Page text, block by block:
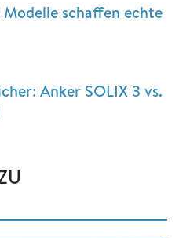
schaffen echte
Anker SOLIX 3 vs.